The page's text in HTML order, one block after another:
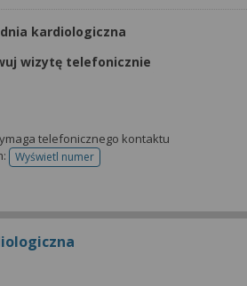
kardiologiczna
wizytę telefonicznie
telefonicznego kontaktu
Wyświetl numertelefonu do rejestracji